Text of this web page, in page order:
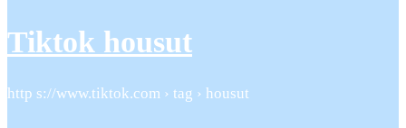
Tiktok housut
http s://www.tiktok.com › tag › housut